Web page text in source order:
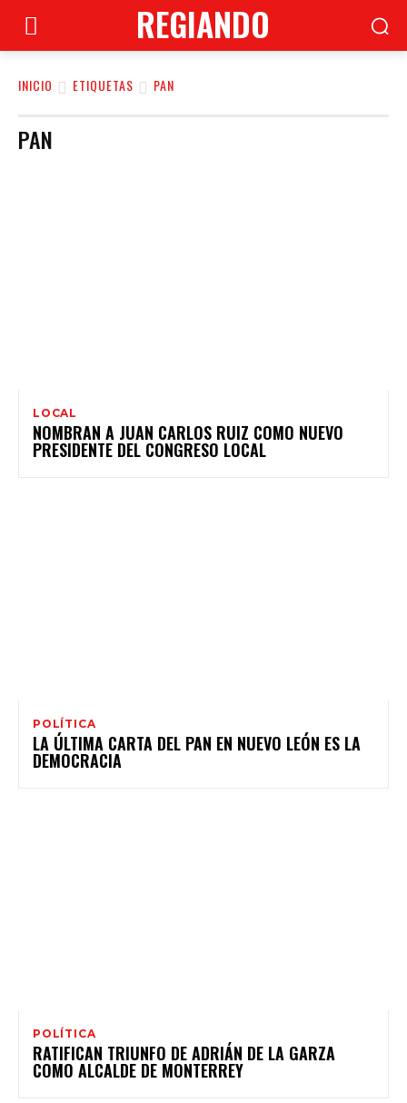
REGIANDO
INICIO ETIQUETAS PAN
PAN
LOCAL
NOMBRAN A JUAN CARLOS RUIZ COMO NUEVO
PRESIDENTE DEL CONGRESO LOCAL
POLÍTICA
LA ÚLTIMA CARTA DEL PAN EN NUEVO LEÓN ES LA
DEMOCRACIA
POLÍTICA
RATIFICAN TRIUNFO DE ADRIÁN DE LA GARZA
COMO ALCALDE DE MONTERREY